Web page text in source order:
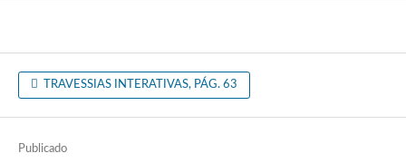
TRAVESSIAS INTERATIVAS, PÁG. 63
Publicado